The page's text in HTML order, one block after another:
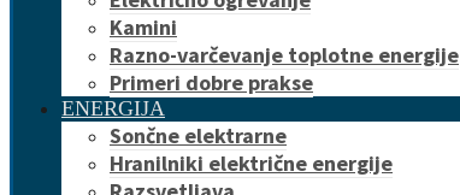
Kamini
Razno-varčevanje toplotne energije
Primeri dobre prakse
ENERGIJA
Sončne elektrarne
Hranilniki električne energije